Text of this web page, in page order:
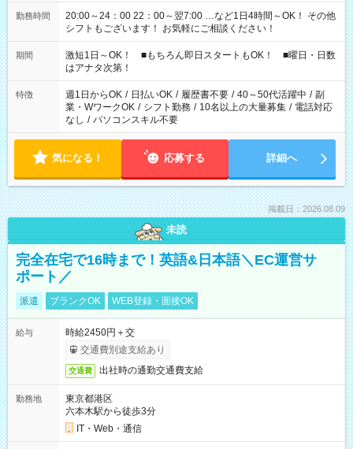
勤務時間
20:00～24：00 22：00～翌7:00 …など1日4時間～OK！ その他
シフトもございます！ お気軽にご相談ください！
期間
激短1日～OK！ ■もちろん即日スタートもOK！ ■曜日・日数
はアナタ次第！
特徴 週1日からOK / 日払いOK / 履歴書不要 / 40～50代活躍中 / 副
業・WワークOK / シフト勤務 / 10名以上の大量募集 / 電話対応
なし / パソコンスキル不要
気になる！ 応募する 詳細へ
掲載日：2026.08.09
未読
完全在宅で16時まで！英語&日本語＼EC運営サ
ポート／
派遣 ブランクOK WEB登録・面接OK
給与
時給2450円＋交
交通費別途支給あり
交通費 出社時の通勤交通費支給
勤務地
東京都港区
六本木駅から徒歩3分
IT・Web・通信